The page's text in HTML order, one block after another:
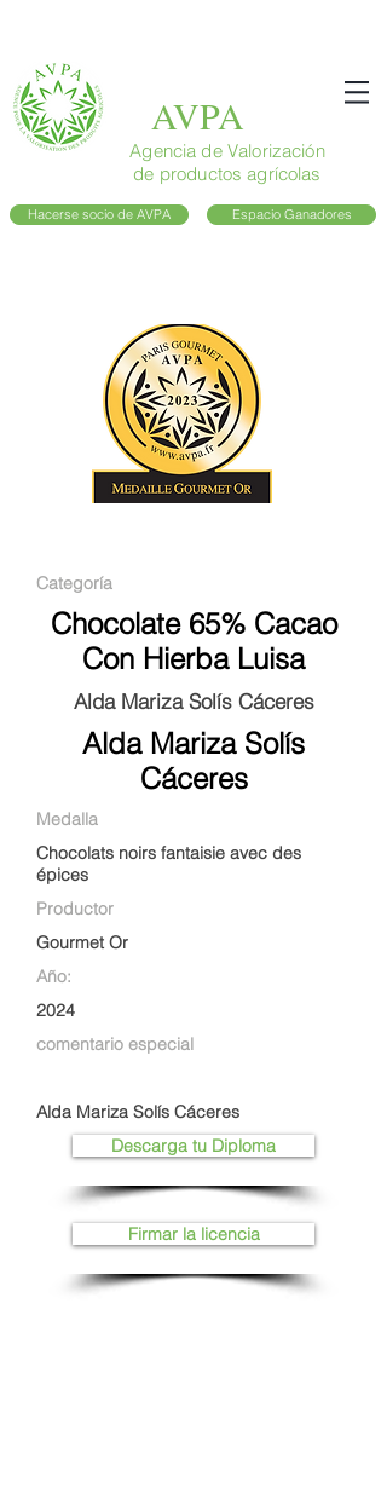
AVPA
Agencia de Valorización
de productos agrícolas
Hacerse socio de AVPA Espacio Ganadores
Categoría
Chocolate 65% Cacao
Con Hierba Luisa
Alda Mariza Solís Cáceres
Alda Mariza Solís
Cáceres
Medalla
Chocolats noirs fantaisie avec des
épices
Productor
Gourmet Or
Año:
2024
comentario especial
Alda Mariza Solís Cáceres
Descarga tu Diploma
Firmar la licencia